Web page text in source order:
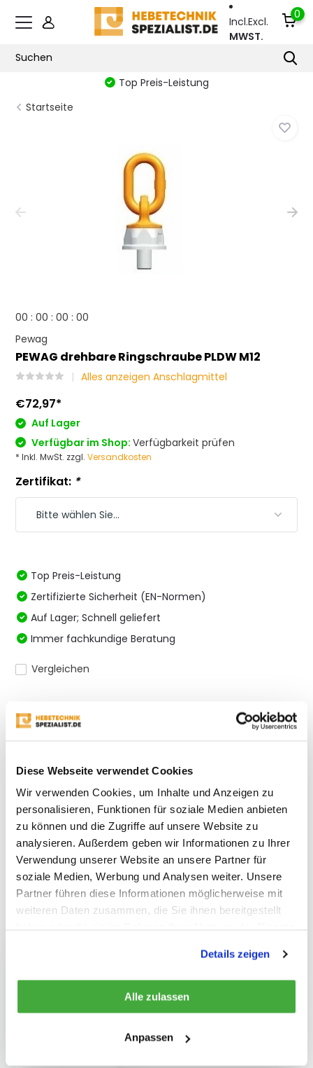
Diese Webseite verwendet Cookies
Wir verwenden Cookies, um Inhalte und Anzeigen zu
personalisieren, Funktionen für soziale Medien anbieten
zu können und die Zugriffe auf unsere Website zu
analysieren. Außerdem geben wir Informationen zu Ihrer
Verwendung unserer Website an unsere Partner für
soziale Medien, Werbung und Analysen weiter. Unsere
Partner führen diese Informationen möglicherweise mit
weiteren Daten zusammen, die Sie ihnen bereitgestellt
Details zeigen
Alle zulassen
Anpassen
Incl.Excl.
MWST.
0
Top Preis-Leistung
Startseite
00 :00 :00 :00
Pewag
PEWAG drehbare Ringschraube PLDW M12
Alles anzeigen Anschlagmittel
€72,97*
Auf Lager
Verfügbar im Shop:Verfügbarkeit prüfen
* Inkl. MwSt. zzgl.Versandkosten
Zertifikat: *
Top Preis-Leistung
Zertifizierte Sicherheit (EN-Normen)
Auf Lager; Schnell geliefert
Immer fachkundige Beratung
Vergleichen
Produktbeschreibung
Eigenschaften
Bewertungen
Teilen
PEWAG drehbare